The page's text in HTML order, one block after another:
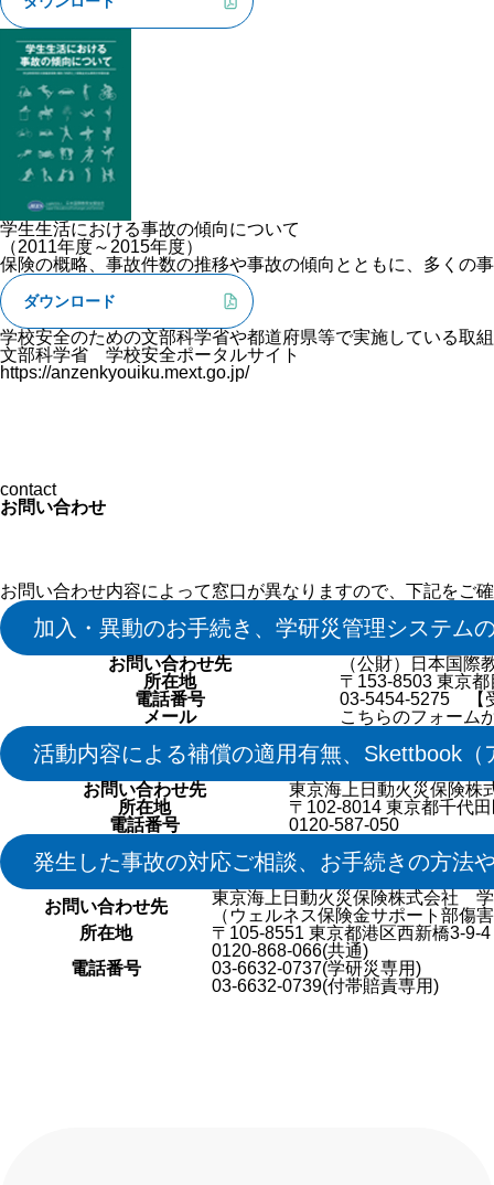
学生生活における事故の傾向について
（2011年度～2015年度）
保険の概略、事故件数の推移や事故の傾向とともに、多くの
ダウンロード
学校安全のための文部科学省や都道府県等で実施している取
文部科学省 学校安全ポータルサイト
https://anzenkyouiku.mext.go.jp/
contact
お問い合わせ
お問い合わせ内容によって窓口が異なりますので、下記をご
加入・異動のお手続き、学研災管理システム
お問い合わせ先
（公財）日本国
所在地
〒153-8503 東京
電話番号
03-5454-5275 【
メール
こちらのフォーム
活動内容による補償の適用有無、Skettbook
お問い合わせ先
東京海上日動火災保険
所在地
〒102-8014 東京都千代
電話番号
0120-587-050
発生した事故の対応ご相談、お手続きの方法
お問い合わせ先
東京海上日動火災保険株式会社
（ウェルネス保険金サポート部傷
所在地
〒105-8551 東京都港区西新橋3-
電話番号
0120-868-066(共通)
03-6632-0737(学研災専用)
03-6632-0739(付帯賠責専用)